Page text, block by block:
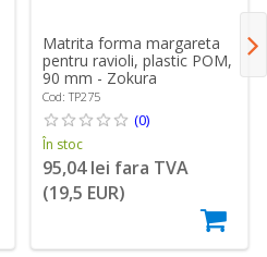
Matrita forma margareta
pentru ravioli, plastic POM,
90 mm - Zokura
Cod: TP275
(0)
În stoc
95,04 lei fara TVA
(19,5 EUR)